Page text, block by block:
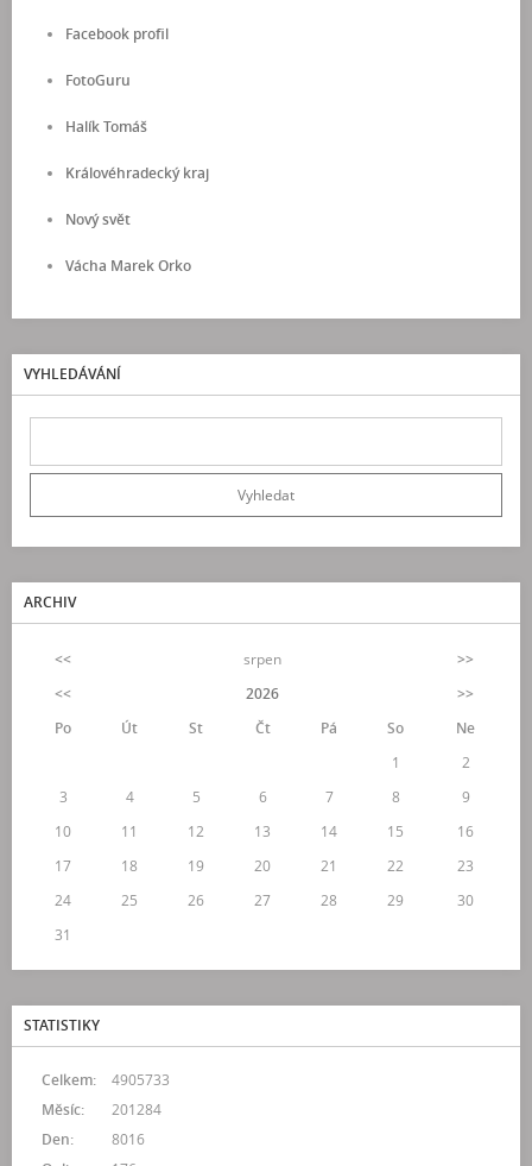
Facebook profil
FotoGuru
Halík Tomáš
Královéhradecký kraj
Nový svět
Vácha Marek Orko
VYHLEDÁVÁNÍ
ARCHIV
<< srpen
>>
<<
2026
>>
Po
Út St Čt Pá So
Ne
1
2
3
4 5 6 7 8
9
10
11 12 13 14 15
16
17
18 19 20 21 22
23
24
25 26 27 28 29
30
31
STATISTIKY
Celkem:
4905733
Měsíc:
201284
Den:
8016